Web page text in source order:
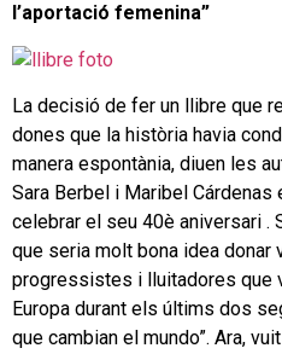
l’aportació femenina”
La decisió de fer un llibre que
dones que la història havia
manera espontània, diuen les
Sara Berbel i Maribel Cárdenas
celebrar el seu 40è aniversari .
que seria molt bona idea
progressistes i lluitadores que
Europa durant els últims dos
que cambian el mundo”. Ara,